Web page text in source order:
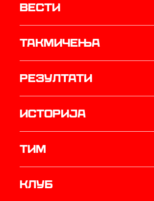
Вести
Такмичења
резултати
историја
ТИМ
Клуб